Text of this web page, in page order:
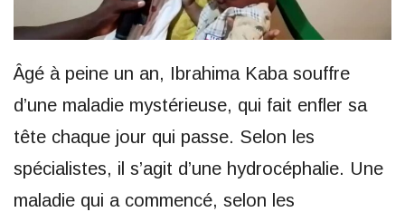
Âgé à peine un an, Ibrahima Kaba souffre
d’une maladie mystérieuse, qui fait enfler sa
tête chaque jour qui passe. Selon les
spécialistes, il s’agit d’une hydrocéphalie. Une
maladie qui a commencé, selon les